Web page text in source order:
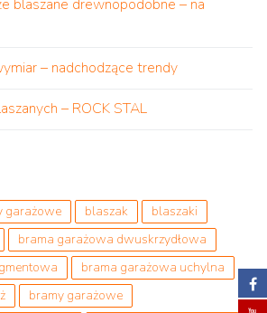
blaszane drewnopodobne – na
– nadchodzące trendy
– ROCK STAL
garażowe blaszak
blaszaki
brama garażowa dwuskrzydłowa
brama garażowa uchylna
bramy garażowe